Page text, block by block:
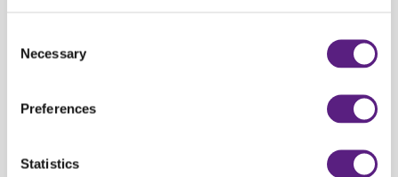
Selection
Necessary
Preferences
Statistics
Kompakt